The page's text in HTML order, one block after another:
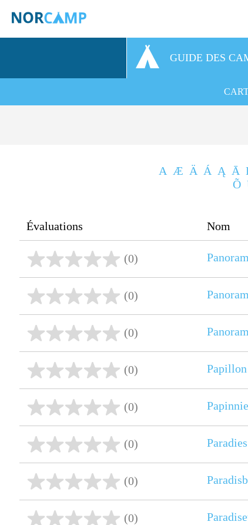
GUIDE DES
A Æ Ä Á Ą Ā
Õ
Évaluations Nom
(0)
(0)
(0)
(0)
(0)
(0)
(0)
(0)